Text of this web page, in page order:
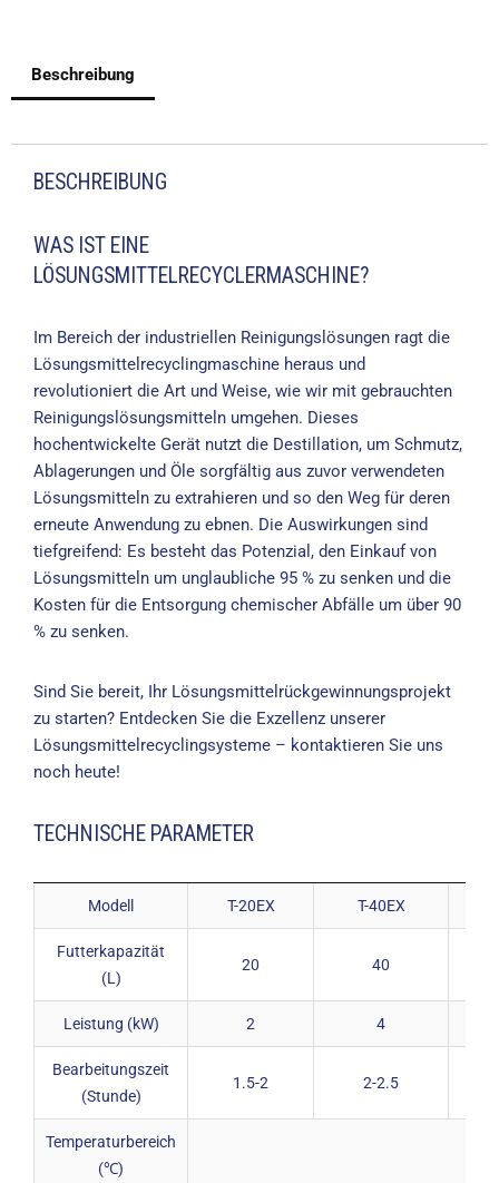
Beschreibung
BESCHREIBUNG
WAS IST EINE
LÖSUNGSMITTELRECYCLERMASCHINE?
Im Bereich der industriellen Reinigungslösungen ragt die
Lösungsmittelrecyclingmaschine heraus und
revolutioniert die Art und Weise, wie wir mit gebrauchten
Reinigungslösungsmitteln umgehen. Dieses
hochentwickelte Gerät nutzt die Destillation, um Schmutz,
Ablagerungen und Öle sorgfältig aus zuvor verwendeten
Lösungsmitteln zu extrahieren und so den Weg für deren
erneute Anwendung zu ebnen. Die Auswirkungen sind
tiefgreifend: Es besteht das Potenzial, den Einkauf von
Lösungsmitteln um unglaubliche 95 % zu senken und die
Kosten für die Entsorgung chemischer Abfälle um über 90
% zu senken.
Sind Sie bereit, Ihr Lösungsmittelrückgewinnungsprojekt
zu starten? Entdecken Sie die Exzellenz unserer
Lösungsmittelrecyclingsysteme – kontaktieren Sie uns
noch heute!
TECHNISCHE PARAMETER
Modell T-20EX T-40EX
Futterkapazität
(L)
20 40
Leistung (kW) 2 4
Bearbeitungszeit
(Stunde)
1.5-2 2-2.5
Temperaturbereich
(℃)